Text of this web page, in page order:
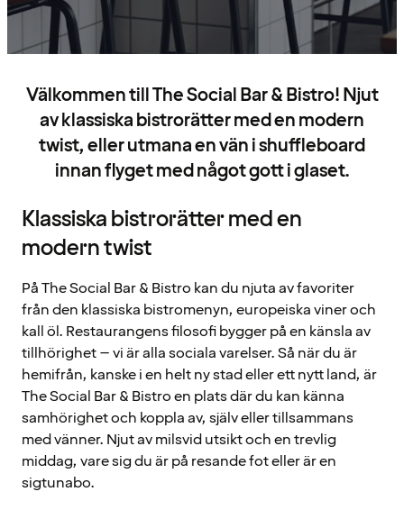
Välkommen till The Social Bar & Bistro! Njut
av klassiska bistrorätter med en modern
twist, eller utmana en vän i shuffleboard
innan flyget med något gott i glaset.
Klassiska bistrorätter med en
modern twist
På The Social Bar & Bistro kan du njuta av favoriter
från den klassiska bistromenyn, europeiska viner och
kall öl. Restaurangens filosofi bygger på en känsla av
tillhörighet – vi är alla sociala varelser. Så när du är
hemifrån, kanske i en helt ny stad eller ett nytt land, är
The Social Bar & Bistro en plats där du kan känna
samhörighet och koppla av, själv eller tillsammans
med vänner. Njut av milsvid utsikt och en trevlig
middag, vare sig du är på resande fot eller är en
sigtunabo.